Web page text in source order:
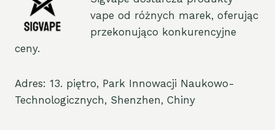
vape od różnych marek, oferując
przekonująco konkurencyjne
ceny.
Adres: 13. piętro, Park Innowacji Naukowo-
Technologicznych, Shenzhen, Chiny